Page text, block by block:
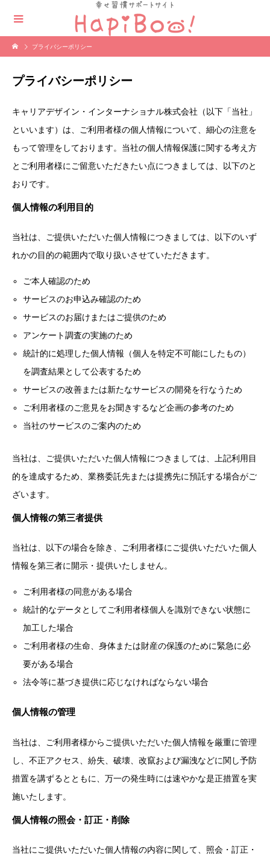
プライバシーポリシー
プライバシーポリシー
キャリアデザイン・インターナショナル株式会社（以下「当社」
といいます）は、ご利用者様の個人情報について、細心の注意を
もって管理をしております。当社の個人情報保護に関する考え方
とご利用者様にご留意いただきたい点につきましては、以下のと
おりです。
個人情報の利用目的
当社は、ご提供いただいた個人情報につきましては、以下のいず
れかの目的の範囲内で取り扱いさせていただきます。
ご本人確認のため
サービスのお申込み確認のため
サービスのお届けまたはご提供のため
アンケート調査の実施のため
統計的に処理した個人情報（個人を特定不可能にしたもの）
を調査結果として公表するため
サービスの改善または新たなサービスの開発を行なうため
ご利用者様のご意見をお聞きするなど企画の参考のため
当社のサービスのご案内のため
当社は、ご提供いただいた個人情報につきましては、上記利用目
的を達成するため、業務委託先または提携先に預託する場合がご
ざいます。
個人情報の第三者提供
当社は、以下の場合を除き、ご利用者様にご提供いただいた個人
情報を第三者に開示・提供いたしません。
ご利用者様の同意がある場合
統計的なデータとしてご利用者様個人を識別できない状態に
加工した場合
ご利用者様の生命、身体または財産の保護のために緊急に必
要がある場合
法令等に基づき提供に応じなければならない場合
個人情報の管理
当社は、ご利用者様からご提供いただいた個人情報を厳重に管理
し、不正アクセス、紛失、破壊、改竄および漏洩などに関し予防
措置を講ずるとともに、万一の発生時には速やかな是正措置を実
施いたします。
個人情報の照会・訂正・削除
当社にご提供いただいた個人情報の内容に関して、照会・訂正・